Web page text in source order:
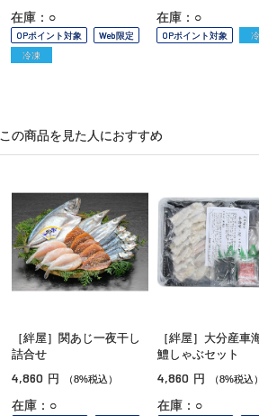
在庫：○
OPポイント対象
Web限定
冷凍
在庫：○
OPポイント対象
この商品を見た人におすすめ
［絆屋］関あじ一夜干し
詰合せ
4,860 円 （8%税込）
在庫：○
［絆屋］大分産車
鱧しゃぶセット
4,860 円 （8%税込
在庫：○